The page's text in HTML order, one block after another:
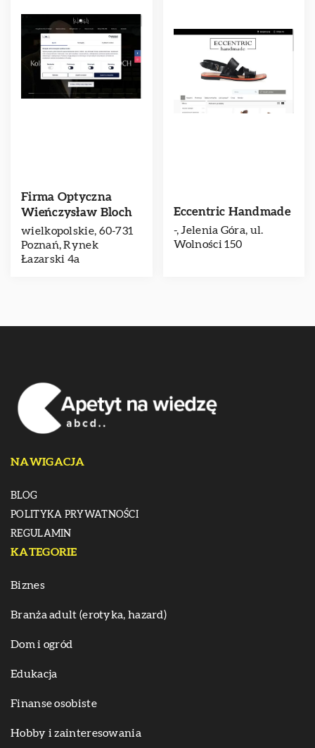
Firma Optyczna
Wieńczysław Bloch
wielkopolskie, 60-731
Poznań, Rynek
Łazarski 4a
Eccentric Handmade
-, Jelenia Góra, ul.
Wolności 150
NAWIGACJA
BLOG
POLITYKA PRYWATNOŚCI
REGULAMIN
KATEGORIE
Biznes
Branża adult (erotyka, hazard)
Dom i ogród
Edukacja
Finanse osobiste
Hobby i zainteresowania